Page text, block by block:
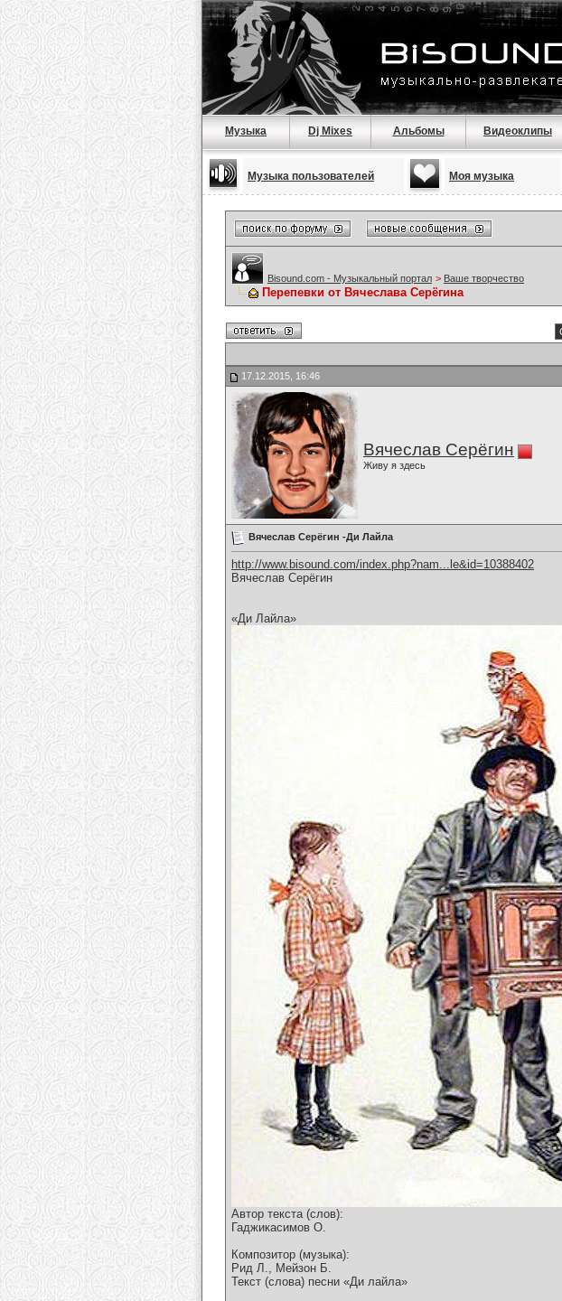
Музыка Dj Mixes Альбомы Видеоклипы
Музыка пользователей Моя музыка
Bisound.com - Музыкальный портал > Ваше творчество
Перепевки от Вячеслава Серёгина
17.12.2015, 16:46
Вячеслав Серёгин
Живу я здесь
Вячеслав Серёгин -Ди Лайла
http://www.bisound.com/index.php?nam...le&id=10388402
Вячеслав Серёгин
«Ди Лайла»
Автор текста (слов):
Гаджикасимов О.
Композитор (музыка):
Рид Л., Мейзон Б.
Текст (слова) песни «Ди лайла»